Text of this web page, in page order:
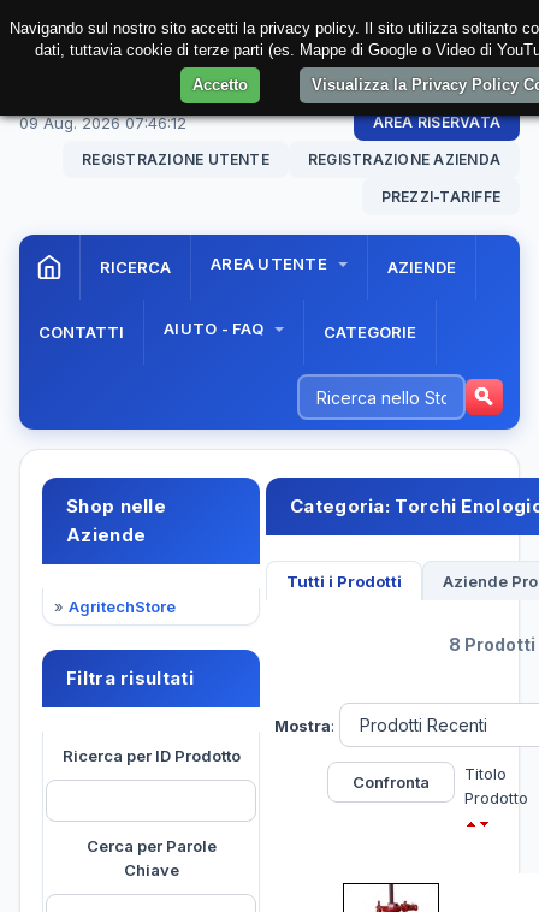
09 Aug. 202607:46:13 AREA RISERVATA
REGISTRAZIONE UTENTE REGISTRAZIONE AZIENDA
PREZZI-TARIFFE
RICERCA AREA UTENTE AZIENDE
CONTATTI AIUTO - FAQ CATEGORIE
Shop nelle
Aziende
» AgritechStore
Filtra risultati
Ricerca per ID Prodotto
Cerca per Parole
Chiave
Categoria: Torchi
Tutti i Prodotti Aziende
8
Mostra:
Titolo
Prodotto
Navigando sul nostro sito accetti la privacy policy. Il sito utilizza soltanto
dati, tuttavia cookie di terze parti (es. Mappe di Google o Video di
Accetto
Visualizza la Privacy Policy